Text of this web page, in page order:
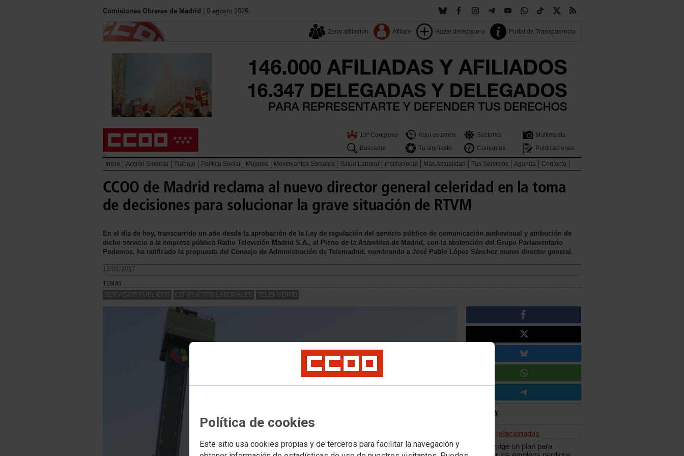
Política de cookies
Este sitio usa cookies propias y de terceros para facilitar la navegación y
Comisiones Obreras de Madrid | 9 agosto 2026.
Zona afiliación Afiliate Hazte delegado-a Portal de Transparencia
13º Congreso Aquí estamos Sectores
Multimedia
Buscador
Tu sindicato Comarcas Publicaciones
Inicio Acción Sindical Trabajo Política Social Mujeres Movimientos Sociales Salud Laboral Institucional Más Actualidad Tus Servicios Agenda Contacta
CCOO de Madrid reclama al nuevo director general celeridad en la toma
de decisiones para solucionar la grave situación de RTVM
En el día de hoy, transcurrido un año desde la aprobación de la Ley de regulación del servicio público de comunicación audiovisual y atribución de
dicho servicio a la empresa pública Radio Televisión Madrid S.A., el Pleno de la Asamblea de Madrid, con la abstención del Grupo Parlamentario
Podemos, ha ratificado la propuesta del Consejo de Administración de Telemadrid, nombrando a José Pablo López Sánchez nuevo director general.
12/01/2017.
TEMAS
SERVICIOS PUBLICOS CONFLICTOS LABORALES TELEMADRID
Noticias relacionadas
CCOO exige un plan para